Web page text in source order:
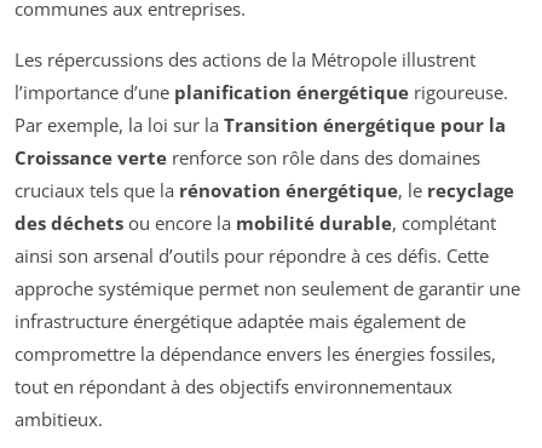
communes aux entreprises.
Les répercussions des actions de la Métropole illustrent
l’importance d’une planification énergétique rigoureuse.
Par exemple, la loi sur la Transition énergétique pour la
Croissance verte renforce son rôle dans des domaines
cruciaux tels que la rénovation énergétique, le recyclage
des déchets ou encore la mobilité durable, complétant
ainsi son arsenal d’outils pour répondre à ces défis. Cette
approche systémique permet non seulement de garantir une
infrastructure énergétique adaptée mais également de
compromettre la dépendance envers les énergies fossiles,
tout en répondant à des objectifs environnementaux
ambitieux.